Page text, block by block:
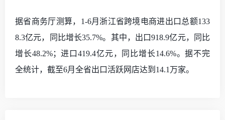
据省商务厅测算， 1-6月 浙江省跨境电商进出口总额133
8.3亿元，同比增长35.7%。其中，出口918.9亿元，同比
增长48.2%；进口419.4亿元，同比增长14.6%。据不完
全统计，截至6月全省出口活跃网店达到14.1万家。